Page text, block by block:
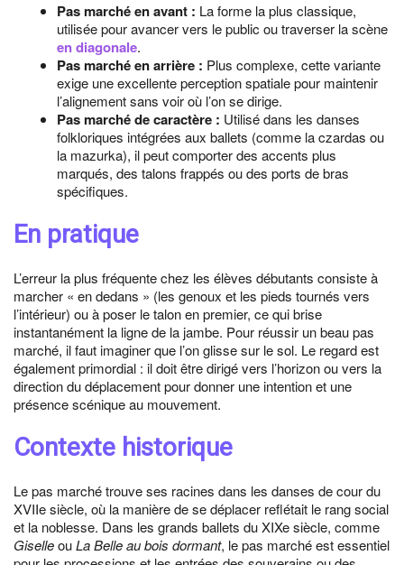
Pas marché en avant : La forme la plus classique,
utilisée pour avancer vers le public ou traverser la scène
en diagonale.
Pas marché en arrière : Plus complexe, cette variante
exige une excellente perception spatiale pour maintenir
l’alignement sans voir où l’on se dirige.
Pas marché de caractère : Utilisé dans les danses
folkloriques intégrées aux ballets (comme la czardas ou
la mazurka), il peut comporter des accents plus
marqués, des talons frappés ou des ports de bras
spécifiques.
En pratique
L’erreur la plus fréquente chez les élèves débutants consiste à
marcher « en dedans » (les genoux et les pieds tournés vers
l’intérieur) ou à poser le talon en premier, ce qui brise
instantanément la ligne de la jambe. Pour réussir un beau pas
marché, il faut imaginer que l’on glisse sur le sol. Le regard est
également primordial : il doit être dirigé vers l’horizon ou vers la
direction du déplacement pour donner une intention et une
présence scénique au mouvement.
Contexte historique
Le pas marché trouve ses racines dans les danses de cour du
XVIIe siècle, où la manière de se déplacer reflétait le rang social
et la noblesse. Dans les grands ballets du XIXe siècle, comme
GiselleouLa Belle au bois dormant, le pas marché est essentiel